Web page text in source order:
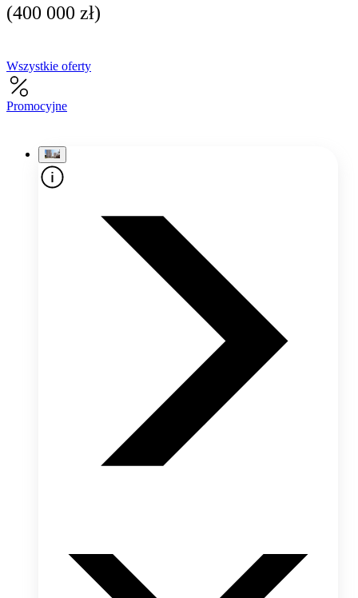
(400 000 zł)
Wszystkie oferty
Promocyjne